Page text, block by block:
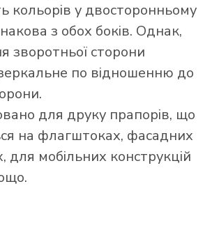
кольорів у двосторонньому
з обох боків. Однак,
зворотньої сторони
по відношенню до
для друку прапорів, що
на флагштоках, фасадних
для мобільних конструкцій